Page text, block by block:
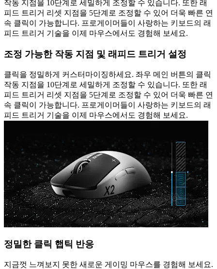
작동 지점을 10단계로 세밀하게 조정할 수 있습니다. 또한 래
피드 트리거 리셋 지점을 5단계로 조정할 수 있어 더욱 빠른 연
속 클릭이 가능합니다. 프로게이머들이 사랑하는 키보드의 래
피드 트리거 기술을 이제 마우스에서도 경험해 보세요.
조정 가능한 작동 지점 및 래피드 트리거 설정
클릭을 정밀하게 커스터마이징하세요. 좌우 메인 버튼의 클릭
작동 지점을 10단계로 세밀하게 조정할 수 있습니다. 또한 래
피드 트리거 리셋 지점을 5단계로 조정할 수 있어 더욱 빠른 연
속 클릭이 가능합니다. 프로게이머들이 사랑하는 키보드의 래
피드 트리거 기술을 이제 마우스에서도 경험해 보세요.
정밀한 클릭 햅틱 반응
지금껏 느껴보지 못한 새로운 게이밍 마우스를 경험해 보세요.